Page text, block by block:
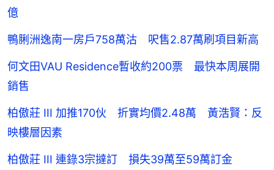
億
鴨脷洲逸南一房戶758萬沽 呎售2.87萬刷項目新高
何文田VAU Residence暫收約200票 最快本周展開
銷售
柏傲莊 III 加推170伙 折實均價2.48萬 黃浩賢：反
映樓層因素
柏傲莊 III 連錄3宗撻訂 損失39萬至59萬訂金